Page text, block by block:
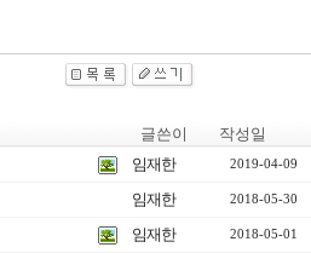
글쓴이 작성일
임재한 2019-04-09
임재한 2018-05-30
임재한 2018-05-01